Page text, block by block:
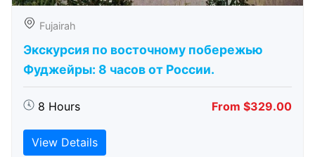
Fujairah
Экскурсия по восточному побережью
Фуджейры: 8 часов от России.
8 Hours From $329.00
View Details